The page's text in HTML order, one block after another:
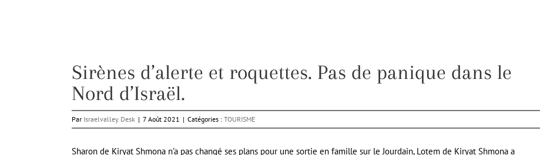
Sirènes d’alerte et roquettes. Pas de panique dans le
Nord d’Israël.
Par Israelvalley Desk | 7 Août 2021 | Catégories : TOURISME
Sharon de Kiryat Shmona n’a pas changé ses plans pour une sortie en famille sur le Jourdain, Lotem de Kiryat Shmona a